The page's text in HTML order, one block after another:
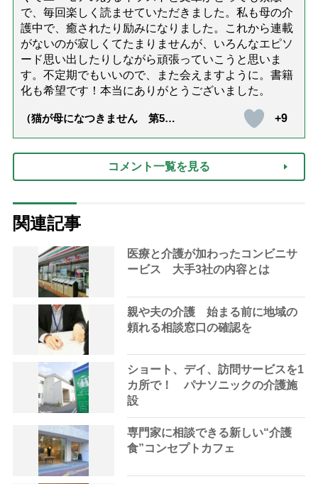
で、毎回楽しく読ませていただきました。私も母の介
護中で、癒されたり励みになりました。これから連載
がないのが寂しくてたまりませんが、いろんなエピソ
ード思い出したりしながら頑張っていこうと思いま
す。不定期でもいいので、また会えますように。書籍
化も希望です！本当にありがとうございました。
（猫が母になつきません 第500
+9
コメント一覧を見る
関連記事
医療と介護が加わったコンビニサ
ービス 大手3社の内容とは
親や夫の介護 始まる前に地域の
頼れる相談窓口の確認を
ショート、デイ、訪問サービスを1
カ所で！ パナソニックの介護施
設
専門家に相談できる新しい“介護
食”コンセプトカフェ